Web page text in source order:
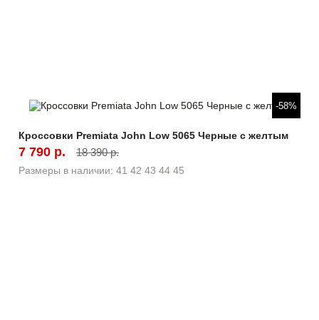
Быстрый просмотр -58%
Кроссовки Premiata John Low 5065 Черные с желтым
7 790 р. 18 390 р.
Размеры в наличии: 41 42 43 44 45